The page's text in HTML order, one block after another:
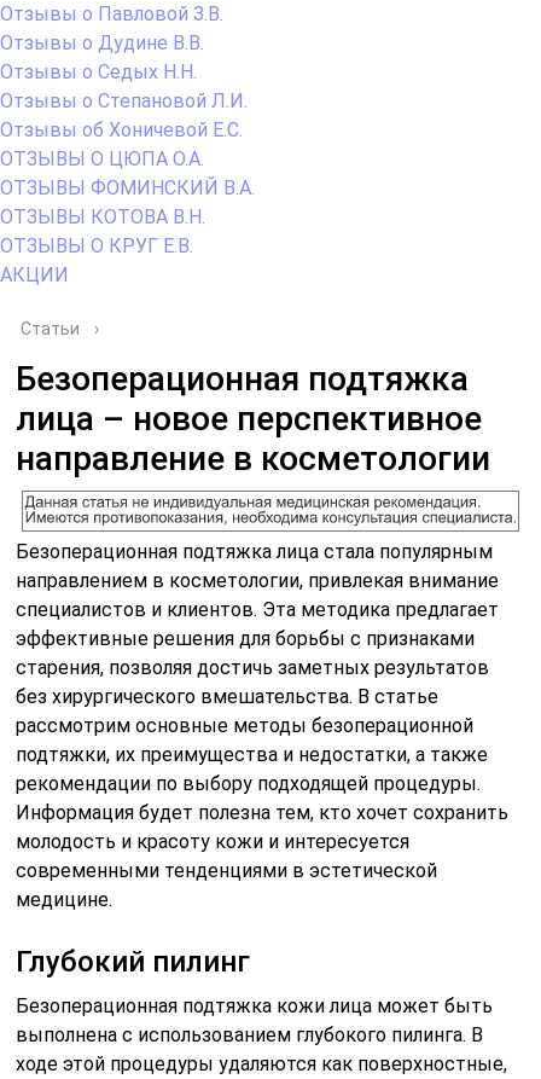
Отзывы о Павловой З.В.
Отзывы о Дудине В.В.
Отзывы о Седых Н.Н.
Отзывы о Степановой Л.И.
Отзывы об Хоничевой Е.С.
ОТЗЫВЫ О ЦЮПА О.А.
ОТЗЫВЫ ФОМИНСКИЙ В.А.
ОТЗЫВЫ КОТОВА В.Н.
ОТЗЫВЫ О КРУГ Е.В.
АКЦИИ
Статьи ›
Безоперационная подтяжка
лица – новое перспективное
направление в косметологии
Безоперационная подтяжка лица стала популярным
направлением в косметологии, привлекая внимание
специалистов и клиентов. Эта методика предлагает
эффективные решения для борьбы с признаками
старения, позволяя достичь заметных результатов
без хирургического вмешательства. В статье
рассмотрим основные методы безоперационной
подтяжки, их преимущества и недостатки, а также
рекомендации по выбору подходящей процедуры.
Информация будет полезна тем, кто хочет сохранить
молодость и красоту кожи и интересуется
современными тенденциями в эстетической
медицине.
Глубокий пилинг
Безоперационная подтяжка кожи лица может быть
выполнена с использованием глубокого пилинга. В
ходе этой процедуры удаляются как поверхностные,